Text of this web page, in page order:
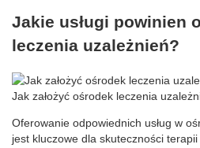
Jakie usługi powinien
leczenia uzależnień?
Jak założyć ośrodek leczenia
Oferowanie odpowiednich usług w
jest kluczowe dla skuteczności